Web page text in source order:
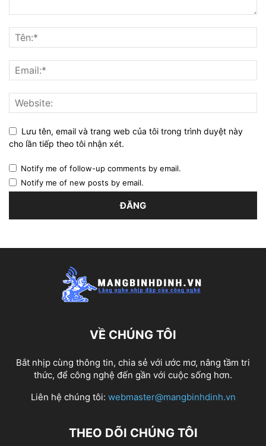
Lưu tên, email và trang web của tôi trong trình duyệt này
cho lần tiếp theo tôi nhận xét.
Notify me of follow-up comments by email.
Notify me of new posts by email.
VỀ CHÚNG TÔI
Bắt nhịp cùng thông tin, chia sẻ với ước mơ, nâng tầm tri
thức, để công nghệ đến gần với cuộc sống hơn.
Liên hệ chúng tôi: webmaster@mangbinhdinh.vn
THEO DÕI CHÚNG TÔI